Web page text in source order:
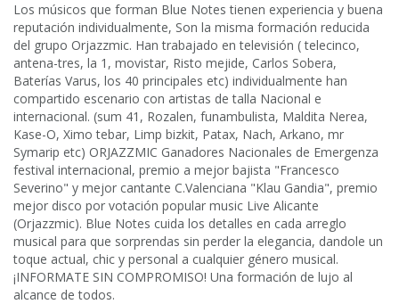
Los músicos que forman Blue Notes tienen experiencia y buena
reputación individualmente, Son la misma formación reducida
del grupo Orjazzmic. Han trabajado en televisión ( telecinco,
antena-tres, la 1, movistar, Risto mejide, Carlos Sobera,
Baterías Varus, los 40 principales etc) individualmente han
compartido escenario con artistas de talla Nacional e
internacional. (sum 41, Rozalen, funambulista, Maldita Nerea,
Kase-O, Ximo tebar, Limp bizkit, Patax, Nach, Arkano, mr
Symarip etc) ORJAZZMIC Ganadores Nacionales de Emergenza
festival internacional, premio a mejor bajista "Francesco
Severino" y mejor cantante C.Valenciana "Klau Gandia", premio
mejor disco por votación popular music Live Alicante
(Orjazzmic). Blue Notes cuida los detalles en cada arreglo
musical para que sorprendas sin perder la elegancia, dandole un
toque actual, chic y personal a cualquier género musical.
¡INFORMATE SIN COMPROMISO! Una formación de lujo al
alcance de todos.